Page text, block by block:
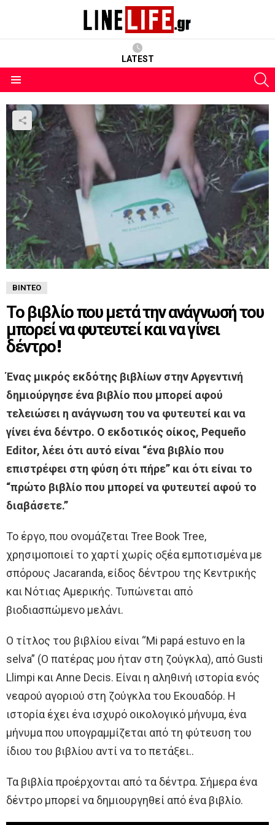
LATEST
ΒΊΝΤΕΟ
Το βιβλίο που μετά την ανάγνωσή του
μπορεί να φυτευτεί και να γίνει
δέντρο!
Ένας μικρός εκδότης βιβλίων στην Αργεντινή
δημιούργησε ένα βιβλίο που μπορεί αφού
τελειώσει η ανάγνωση του να φυτευτεί και να
γίνει ένα δέντρο. Ο εκδοτικός οίκος, Pequeño
Editor, λέει ότι αυτό είναι “ένα βιβλίο που
επιστρέφει στη φύση ότι πήρε” και ότι είναι το
“πρώτο βιβλίο που μπορεί να φυτευτεί αφού το
διαβάσετε.”
Το έργο, που ονομάζεται Tree Book Tree,
χρησιμοποιεί το χαρτί χωρίς οξέα εμποτισμένα με
σπόρους Jacaranda, είδος δέντρου της Κεντρικής
και Νότιας Αμερικής. Τυπώνεται από
βιοδιασπώμενο μελάνι.
Ο τίτλος του βιβλίου είναι “Mi papá estuvo en la
selva” (Ο πατέρας μου ήταν στη ζούγκλα), από Gusti
Llimpi και Anne Decis. Είναι η αληθινή ιστορία ενός
νεαρού αγοριού στη ζούγκλα του Εκουαδόρ. Η
ιστορία έχει ένα ισχυρό οικολογικό μήνυμα, ένα
μήνυμα που υπογραμμίζεται από τη φύτευση του
ίδιου του βιβλίου αντί να το πετάξει..
Τα βιβλία προέρχονται από τα δέντρα. Σήμερα ένα
δέντρο μπορεί να δημιουργηθεί από ένα βιβλίο.